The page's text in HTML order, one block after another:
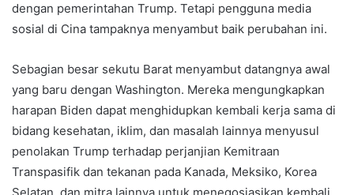
dengan pemerintahan Trump. Tetapi pengguna media
sosial di Cina tampaknya menyambut baik perubahan ini.
Sebagian besar sekutu Barat menyambut datangnya awal
yang baru dengan Washington. Mereka mengungkapkan
harapan Biden dapat menghidupkan kembali kerja sama di
bidang kesehatan, iklim, dan masalah lainnya menyusul
penolakan Trump terhadap perjanjian Kemitraan
Transpasifik dan tekanan pada Kanada, Meksiko, Korea